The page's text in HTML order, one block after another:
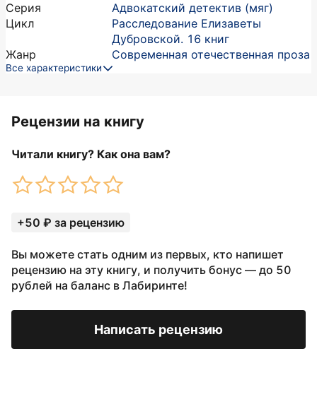
Серия
Адвокатский детектив (мяг)
Цикл
Расследование Елизаветы
Дубровской. 16 книг
Жанр
Современная отечественная проза
Все характеристики
Рецензии на книгу
Читали книгу? Как она вам?
+50 ₽ за рецензию
Вы можете стать одним из первых, кто напишет
рецензию на эту книгу, и получить бонус — до 50
рублей на баланс в Лабиринте!
Написать рецензию